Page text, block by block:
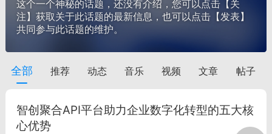
29 10:10 电脑端
这个一个神秘的话题，还没有介绍，您可以点击【关
注】获取关于此话题的最新信息，也可以点击【发表】
共同参与此话题的维护。
全部 推荐 动态 音乐 视频 文章 帖子
智创聚合API平台助力企业数字化转型的五大核
心优势